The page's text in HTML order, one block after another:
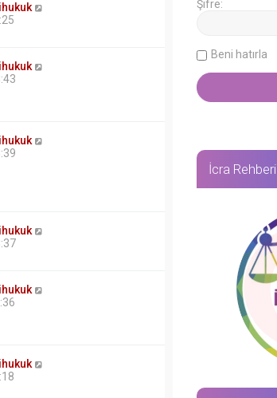
Şifre:
Beni hatırla
İcra Rehberi